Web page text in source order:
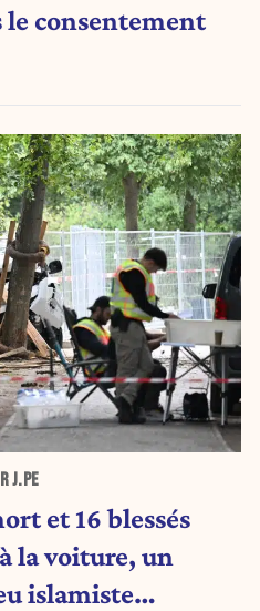
le consentement
J.PE
et 16 blessés
la voiture, un
islamiste